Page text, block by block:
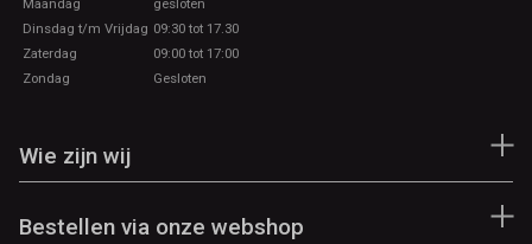
Maandag
gesloten
Dinsdag t/m Vrijdag 09:30 tot 17.30
Zaterdag
09:00 tot 17:00
Zondag
Gesloten
Wie zijn wij
Bestellen via onze webshop